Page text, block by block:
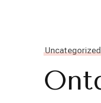
Uncategorized